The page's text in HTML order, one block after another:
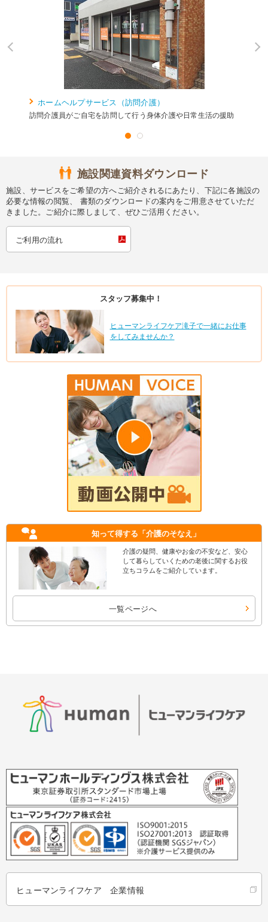
ホームヘルプサービス（訪問介護）
訪問介護員がご自宅を訪問して行う身体介護や日常生活の援助
施設関連資料ダウンロード
施設、サービスをご希望の方へご紹介されるにあたり、下記に各施設の
必要な情報の閲覧、 書類のダウンロードの案内をご用意させていただ
きました。ご紹介に際しまして、ぜひご活用ください。
ご利用の流れ
スタッフ募集中！
ヒューマンライフケア滝子で一緒にお仕事
をしてみませんか？
知って得する 「介護のそなえ」
介護の疑問、健康やお金の不安など、安心
して暮らしていくための老後に関するお役
立ちコラムをご紹介しています。
一覧ページへ
ヒューマンライフケア 企業情報